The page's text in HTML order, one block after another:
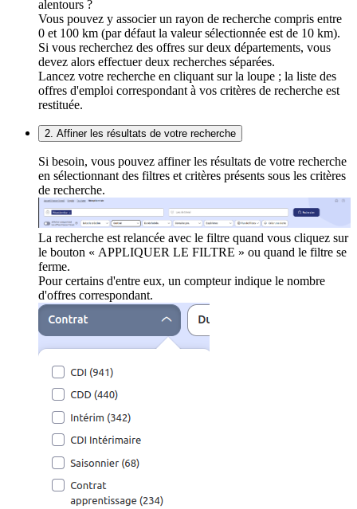
alentours ?
Vous pouvez y associer un rayon de recherche compris entre
0 et 100 km (par défaut la valeur sélectionnée est de 10 km).
Si vous recherchez des offres sur deux départements, vous
devez alors effectuer deux recherches séparées.
Lancez votre recherche en cliquant sur la loupe ; la liste des
offres d'emploi correspondant à vos critères de recherche est
restituée.
2. Affiner les résultats de votre recherche
Si besoin, vous pouvez affiner les résultats de votre recherche
en sélectionnant des filtres et critères présents sous les critères
de recherche.
La recherche est relancée avec le filtre quand vous cliquez sur
le bouton « APPLIQUER LE FILTRE » ou quand le filtre se
ferme.
Pour certains d'entre eux, un compteur indique le nombre
d'offres correspondant.